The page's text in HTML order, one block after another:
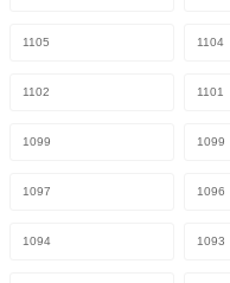
1105 1104
1102 1101
1099 1099
1097 1096
1094 1093